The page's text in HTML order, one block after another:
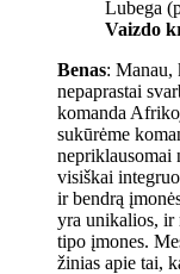
Lubega
Vaizdo
Benas: Manau,
nepaprastai
komanda
sukūrėme
nepriklausomai
visiškai
ir bendrą
yra unikalios, ir
tipo įmones.
žinias apie tai,